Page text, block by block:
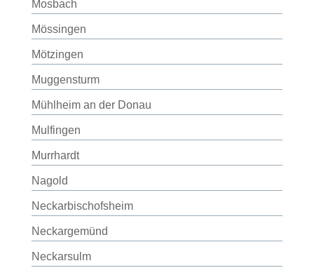
Mosbach
Mössingen
Mötzingen
Muggensturm
Mühlheim an der Donau
Mulfingen
Murrhardt
Nagold
Neckarbischofsheim
Neckargemünd
Neckarsulm